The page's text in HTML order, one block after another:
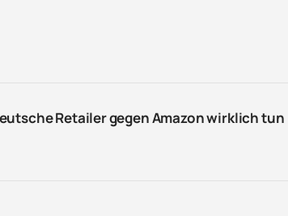
Retailer gegen Amazon wirklich tun